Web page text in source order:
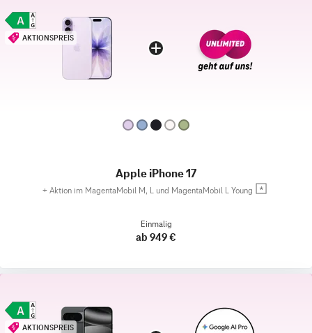
AKTIONSPREIS
Apple iPhone 17
+ Aktion im MagentaMobil M, L und MagentaMobil L Young
Einmalig
ab 949 €
AKTIONSPREIS